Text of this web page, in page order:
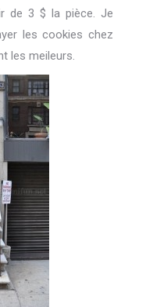
de 3 $ la pièce. Je
les cookies chez
les meileurs.